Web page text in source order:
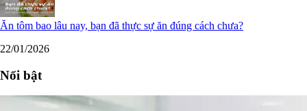
Ăn tôm bao lâu nay, bạn đã thực sự ăn đúng cách chưa?
22/01/2026
Nổi bật